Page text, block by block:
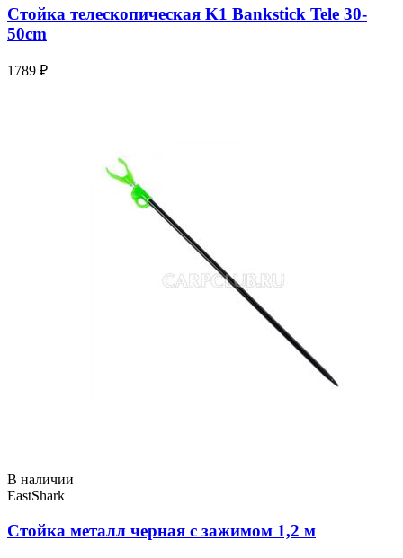
Стойка телескопическая K1 Bankstick Tele 30-
50cm
1789 ₽
В наличии
EastShark
Стойка металл черная с зажимом 1,2 м